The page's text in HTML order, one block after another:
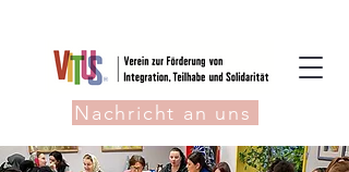
Nachricht an uns